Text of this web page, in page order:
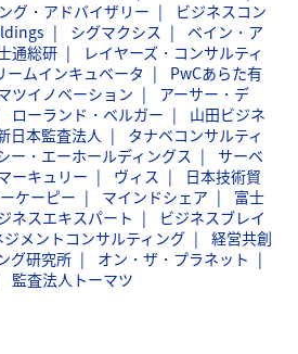
グ・アドバイザリー
ビジネスコン
シグマクシス
ベイン・ア
通総研
レイヤーズ・コンサルティ
ームインキュベータ
PwCあらた有
ツイノベーション
アーサー・デ
ローランド・ベルガー
山田ビジネ
日本監査法人
タナベコンサルティ
ー・エーホールディングス
サーベ
ーキュリー ヴィス
日本技術貿
ケーピー マインドシェア
富士
ネスエキスパート
ビジネスブレイ
ジメントコンサルティング
経営共創
グ研究所
オン・ザ・プラネット
監査法人トーマツ